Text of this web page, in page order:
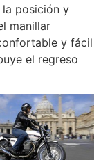
posición y
manillar
y fácil
el regreso